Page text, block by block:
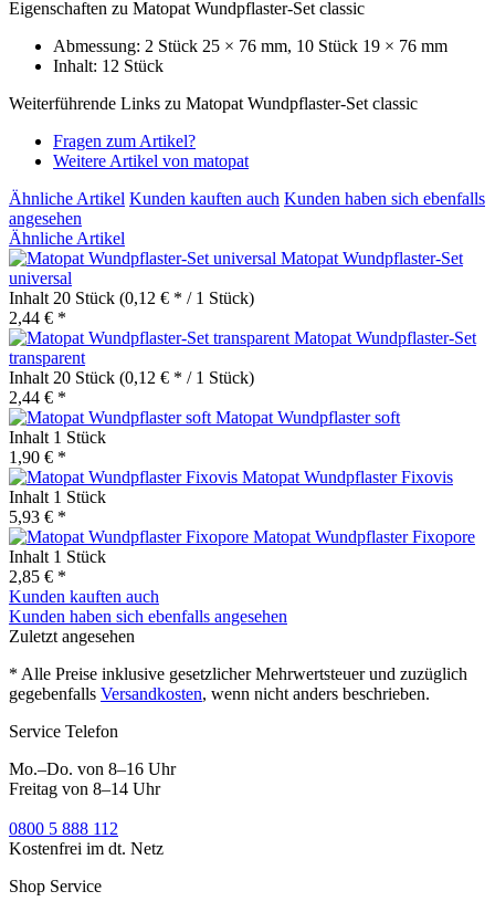
Eigenschaften zu Matopat Wundpflaster-Set classic
Abmessung: 2 Stück 25 × 76 mm, 10 Stück 19 × 76 mm
Inhalt: 12 Stück
Weiterführende Links zu Matopat Wundpflaster-Set classic
Fragen zum Artikel?
Weitere Artikel von matopat
Ähnliche Artikel Kunden kauften auch Kunden haben sich ebenfalls
angesehen
Ähnliche Artikel
Matopat Wundpflaster-Set
universal
Inhalt 20 Stück (0,12 € * / 1 Stück)
2,44 € *
Matopat Wundpflaster-Set
transparent
Inhalt 20 Stück (0,12 € * / 1 Stück)
2,44 € *
Matopat Wundpflaster soft
Inhalt 1 Stück
1,90 € *
Matopat Wundpflaster Fixovis
Inhalt 1 Stück
5,93 € *
Matopat Wundpflaster Fixopore
Inhalt 1 Stück
2,85 € *
Kunden kauften auch
Kunden haben sich ebenfalls angesehen
Zuletzt angesehen
* Alle Preise inklusive gesetzlicher Mehrwertsteuer und zuzüglich
gegebenfalls Versandkosten, wenn nicht anders beschrieben.
Service Telefon
Mo.–Do. von 8–16 Uhr
Freitag von 8–14 Uhr
0800 5 888 112
Kostenfrei im dt. Netz
Shop Service